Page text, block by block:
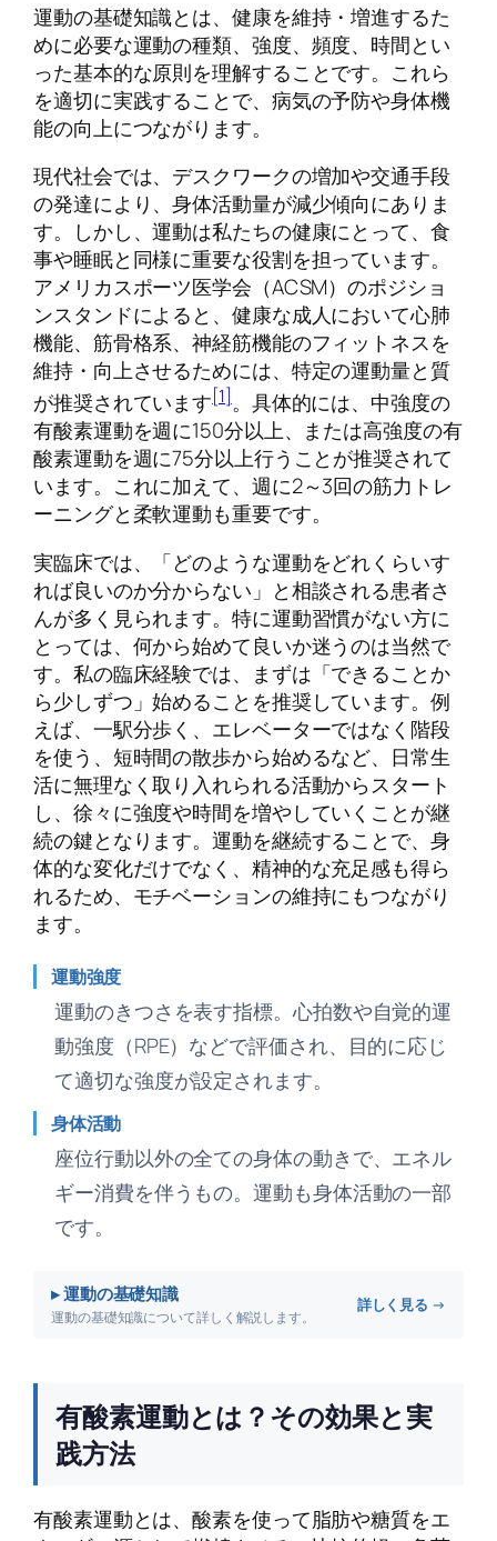
運動の基礎知識とは、健康を維持・増進するた
めに必要な運動の種類、強度、頻度、時間とい
った基本的な原則を理解することです。これら
を適切に実践することで、病気の予防や身体機
能の向上につながります。
現代社会では、デスクワークの増加や交通手段
の発達により、身体活動量が減少傾向にありま
す。しかし、運動は私たちの健康にとって、食
事や睡眠と同様に重要な役割を担っています。
アメリカスポーツ医学会（ACSM）のポジショ
ンスタンドによると、健康な成人において心肺
機能、筋骨格系、神経筋機能のフィットネスを
維持・向上させるためには、特定の運動量と質
が推奨されています[1]。具体的には、中強度の
有酸素運動を週に150分以上、または高強度の有
酸素運動を週に75分以上行うことが推奨されて
います。これに加えて、週に2～3回の筋力トレ
ーニングと柔軟運動も重要です。
実臨床では、「どのような運動をどれくらいす
れば良いのか分からない」と相談される患者さ
んが多く見られます。特に運動習慣がない方に
とっては、何から始めて良いか迷うのは当然で
す。私の臨床経験では、まずは「できることか
ら少しずつ」始めることを推奨しています。例
えば、一駅分歩く、エレベーターではなく階段
を使う、短時間の散歩から始めるなど、日常生
活に無理なく取り入れられる活動からスタート
し、徐々に強度や時間を増やしていくことが継
続の鍵となります。運動を継続することで、身
体的な変化だけでなく、精神的な充足感も得ら
れるため、モチベーションの維持にもつながり
ます。
運動強度
運動のきつさを表す指標。心拍数や自覚的運
動強度（RPE）などで評価され、目的に応じ
て適切な強度が設定されます。
身体活動
座位行動以外の全ての身体の動きで、エネル
ギー消費を伴うもの。運動も身体活動の一部
です。
▸ 運動の基礎知識
運動の基礎知識について詳しく解説します。
詳しく見る →
有酸素運動とは？その効果と実
践方法
有酸素運動とは、酸素を使って脂肪や糖質をエ